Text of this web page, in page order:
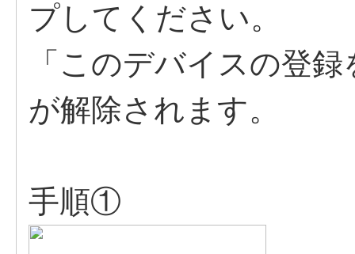
プしてください。
「このデバイスの登
が解除されます。
手順①